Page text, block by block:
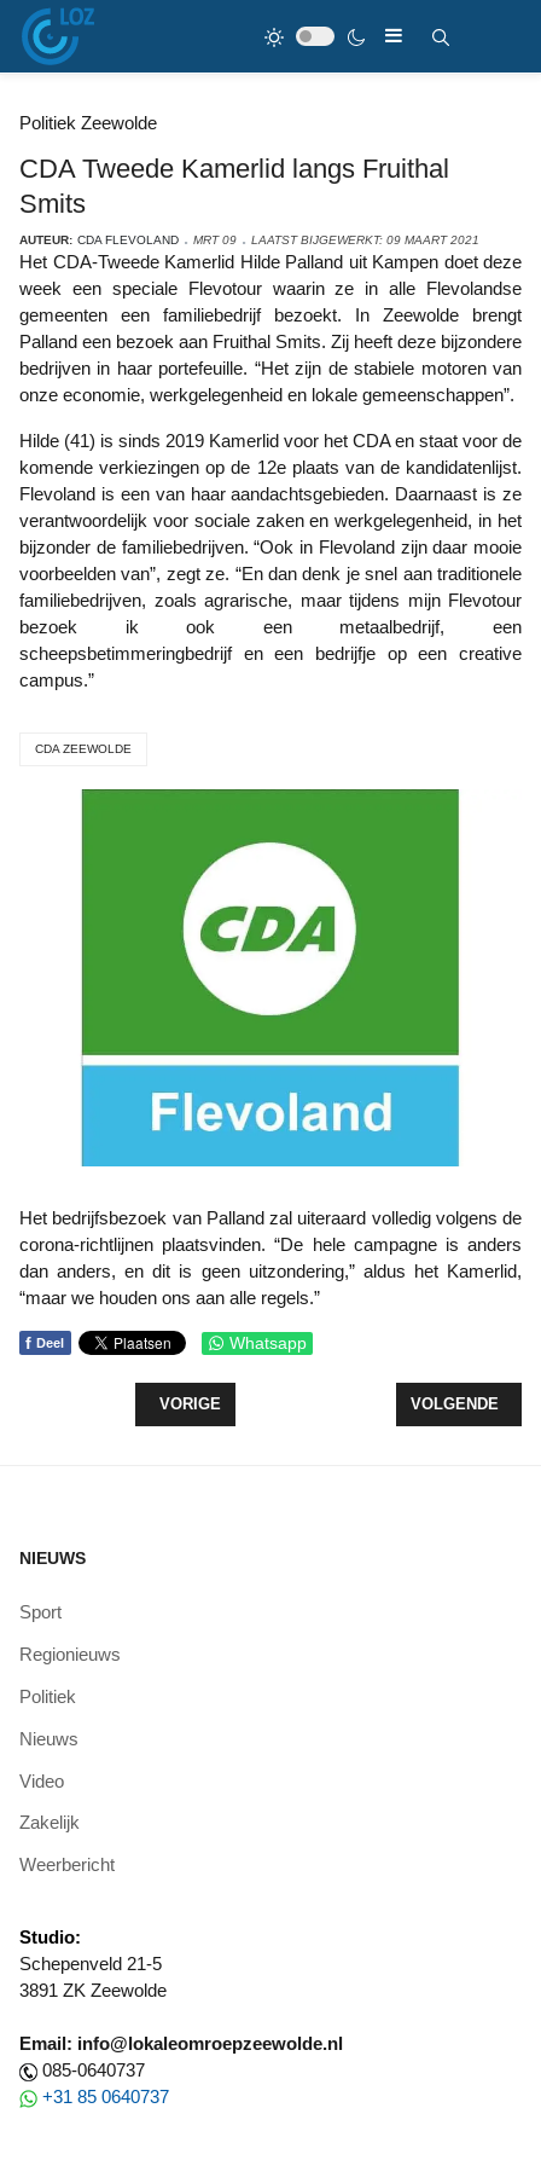
Politiek Zeewolde
CDA Tweede Kamerlid langs Fruithal
Smits
AUTEUR: CDA FLEVOLAND MRT 09 LAATST BIJGEWERKT: 09 MAART 2021
Het CDA-Tweede Kamerlid Hilde Palland uit Kampen doet deze
week een speciale Flevotour waarin ze in alle Flevolandse
gemeenten een familiebedrijf bezoekt. In Zeewolde brengt
Palland een bezoek aan Fruithal Smits. Zij heeft deze bijzondere
bedrijven in haar portefeuille. “Het zijn de stabiele motoren van
onze economie, werkgelegenheid en lokale gemeenschappen”.
Hilde (41) is sinds 2019 Kamerlid voor het CDA en staat voor de
komende verkiezingen op de 12e plaats van de kandidatenlijst.
Flevoland is een van haar aandachtsgebieden. Daarnaast is ze
verantwoordelijk voor sociale zaken en werkgelegenheid, in het
bijzonder de familiebedrijven. “Ook in Flevoland zijn daar mooie
voorbeelden van”, zegt ze. “En dan denk je snel aan traditionele
familiebedrijven, zoals agrarische, maar tijdens mijn Flevotour
bezoek ik ook een metaalbedrijf, een
scheepsbetimmeringbedrijf en een bedrijfje op een creative
campus.”
CDA ZEEWOLDE
Het bedrijfsbezoek van Palland zal uiteraard volledig volgens de
corona-richtlijnen plaatsvinden. “De hele campagne is anders
dan anders, en dit is geen uitzondering,” aldus het Kamerlid,
“maar we houden ons aan alle regels.”
f Deel Whatsapp
VORIG ARTIKEL: HILDE PALLAND IN GESPREK
VORIGE VOLGENDE
VOLGENDE
NIEUWS
Sport
Regionieuws
Politiek
Nieuws
Video
Zakelijk
Weerbericht
Studio:
Schepenveld 21-5
3891 ZK Zeewolde
Email: info@lokaleomroepzeewolde.nl
085-0640737
+31 85 0640737